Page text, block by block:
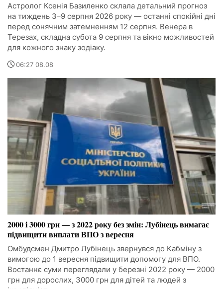
Астролог Ксенія Базиленко склала детальний прогноз
на тиждень 3–9 серпня 2026 року — останні спокійні дні
перед сонячним затемненням 12 серпня. Венера в
Терезах, складна субота 9 серпня та вікно можливостей
для кожного знаку зодіаку.
06:27 08.08
2000 і 3000 грн — з 2022 року без змін: Лубінець вимагає
підвищити виплати ВПО з вересня
Омбудсмен Дмитро Лубінець звернувся до Кабміну з
вимогою до 1 вересня підвищити допомогу для ВПО.
Востаннє суми переглядали у березні 2022 року — 2000
грн для дорослих, 3000 грн для дітей та людей з